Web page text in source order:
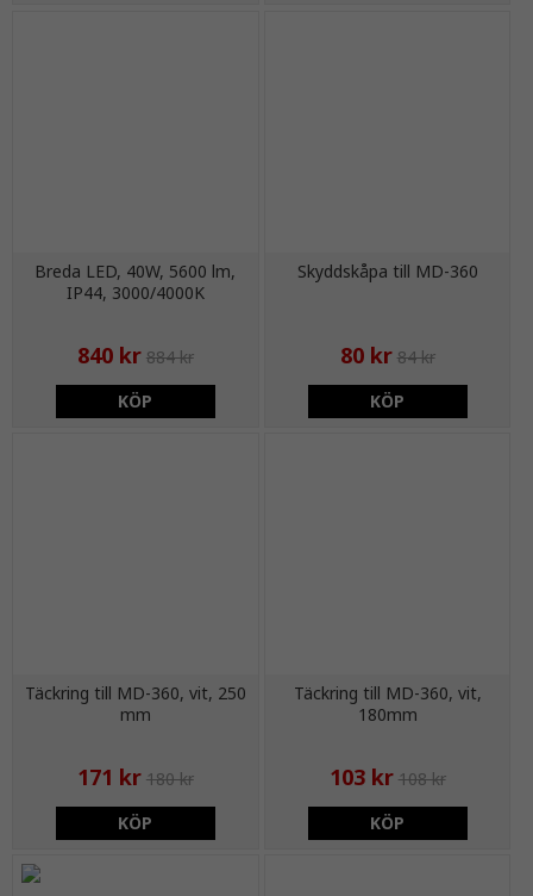
Breda LED, 40W, 5600 lm,
IP44, 3000/4000K
840 kr 884 kr
KÖP
Skyddskåpa till MD-360
80 kr 84 kr
KÖP
Täckring till MD-360, vit, 250
mm
171 kr 180 kr
KÖP
Täckring till MD-360, vit,
180mm
103 kr 108 kr
KÖP